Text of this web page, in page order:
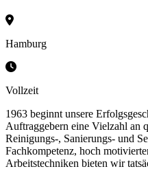
Hamburg
Vollzeit
1963 beginnt unsere
Auftraggebern eine Vielzahl an
Reinigungs-, Sanierungs- und
Fachkompetenz, hoch
Arbeitstechniken bieten wir